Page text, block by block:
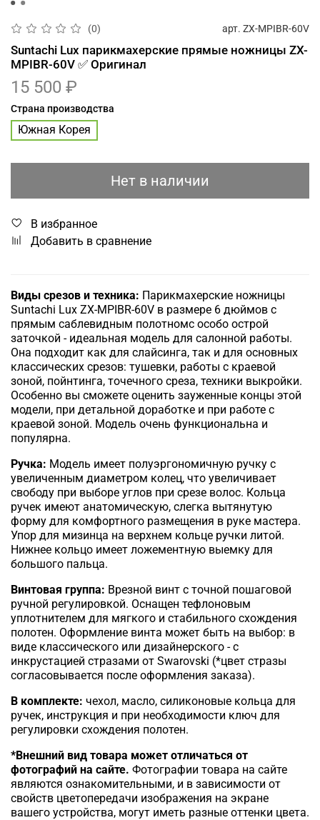
(0) арт. ZX-MPIBR-60V
Suntachi Lux парикмахерские прямые ножницы ZX-
MPIBR-60V ✅ Оригинал
15 500 ₽
Страна производства
Южная Корея
Нет в наличии
В избранное
Добавить в сравнение
Виды срезов и техника: Парикмахерские ножницы
Suntachi Lux ZX-MPIBR-60V в размере 6 дюймов с
прямым саблевидным полотномс особо острой
заточкой - идеальная модель для салонной работы.
Она подходит как для слайсинга, так и для основных
классических срезов: тушевки, работы с краевой
зоной, пойнтинга, точечного среза, техники выкройки.
Особенно вы сможете оценить зауженные концы этой
модели, при детальной доработке и при работе с
краевой зоной. Модель очень функциональна и
популярна.
Ручка: Модель имеет полуэргономичную ручку с
увеличенным диаметром колец, что увеличивает
свободу при выборе углов при срезе волос. Кольца
ручек имеют анатомическую, слегка вытянутую
форму для комфортного размещения в руке мастера.
Упор для мизинца на верхнем кольце ручки литой.
Нижнее кольцо имеет ложементную выемку для
большого пальца.
Винтовая группа: Врезной винт с точной пошаговой
ручной регулировкой. Оснащен тефлоновым
уплотнителем для мягкого и стабильного схождения
полотен. Оформление винта может быть на выбор: в
виде классического или дизайнерского - с
инкрустацией стразами от Swarovski (*цвет стразы
согласовывается после оформления заказа).
В комплекте: чехол, масло, силиконовые кольца для
ручек, инструкция и при необходимости ключ для
регулировки схождения полотен.
*Внешний вид товара может отличаться от
фотографий на сайте. Фотографии товара на сайте
являются ознакомительными, и в зависимости от
свойств цветопередачи изображения на экране
вашего устройства, могут иметь разные оттенки цвета.